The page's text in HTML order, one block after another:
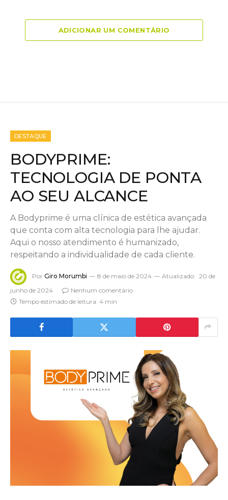
ADICIONAR UM COMENTÁRIO
DESTAQUE
BODYPRIME:
TECNOLOGIA DE PONTA
AO SEU ALCANCE
A Bodyprime é uma clínica de estética avançada
que conta com alta tecnologia para lhe ajudar.
Aqui o nosso atendimento é humanizado,
respeitando a individualidade de cada cliente.
Por Giro Morumbi 8 de maio de 2024 Atualizado: 20 de
junho de 2024
Nenhum comentário
Tempo estimado de leitura: 4 min